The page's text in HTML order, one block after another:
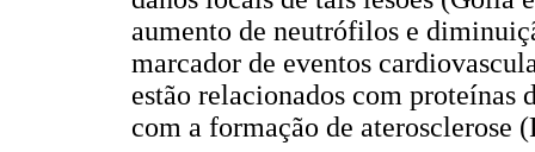
aumento de neutrófilos e
marcador de eventos
estão relacionados com proteínas
com a formação de aterosclerose